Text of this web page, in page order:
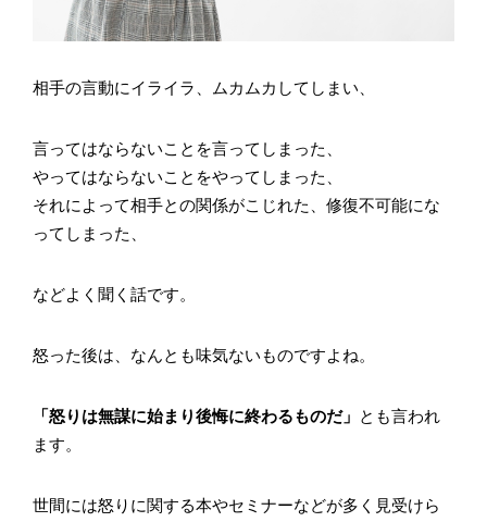
相手の言動にイライラ、ムカムカしてしまい、
言ってはならないことを言ってしまった、
やってはならないことをやってしまった、
それによって相手との関係がこじれた、修復不可能にな
ってしまった、
などよく聞く話です。
怒った後は、なんとも味気ないものですよね。
「怒りは無謀に始まり後悔に終わるものだ」 とも言われ
ます。
世間には怒りに関する本やセミナーなどが多く見受けら